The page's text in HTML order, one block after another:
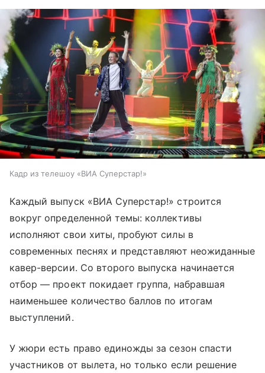
Кадр из телешоу «ВИА Суперстар!»
Каждый выпуск «ВИА Суперстар!» строится
вокруг определенной темы: коллективы
исполняют свои хиты, пробуют силы в
современных песнях и представляют неожиданные
кавер-версии. Со второго выпуска начинается
отбор — проект покидает группа, набравшая
наименьшее количество баллов по итогам
выступлений.
У жюри есть право единожды за сезон спасти
участников от вылета, но только если решение